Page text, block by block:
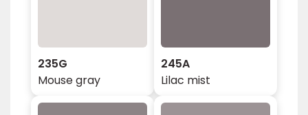
235G
Mouse gray
245A
Lilac mist